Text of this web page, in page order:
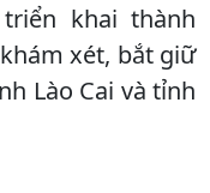
khai thành
xét, bắt giữ
Lào Cai và tỉnh